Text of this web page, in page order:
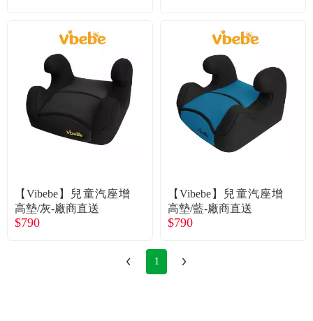
購物流程
會員專區
折價券、紅利說明
【Vibebe】兒童汽座增
高墊/灰-廠商直送
$790
【Vibebe】兒童汽座增
高墊/藍-廠商直送
$790
1